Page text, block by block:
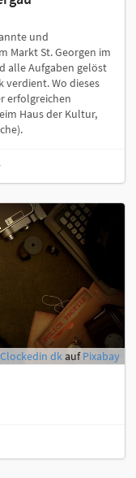
und
Markt St. Georgen im
alle Aufgaben gelöst
verdient. Wo dieses
erfolgreichen
Haus der Kultur,
Clockedin dkaufPixabay